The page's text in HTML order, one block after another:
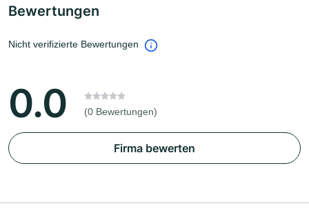
Bewertungen
Nicht verifizierte Bewertungen
0.0 (0 Bewertungen)
Firma bewerten